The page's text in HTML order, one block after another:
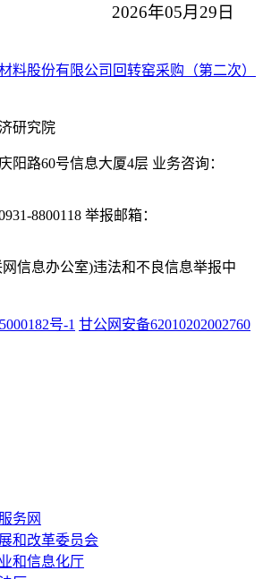
2026年05月 29 日
料股份有限公司回转窑采购（第二次）
研究院
阳路60号信息大厦4层 业务咨询：
8800118 举报邮箱：
信息办公室)违法和不良信息举报中
号-1 甘公网安备62010202002760
务网
和改革委员会
和信息化厅